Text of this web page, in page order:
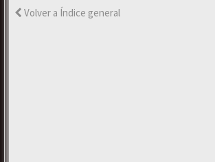
Volver a Índice general